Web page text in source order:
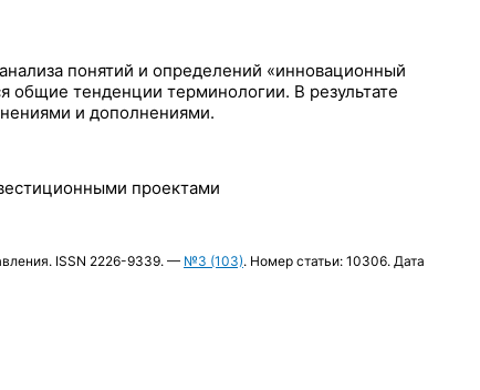
понятий и определений «инновационный
общие тенденции терминологии. В результате
и дополнениями.
проектами
ISSN 2226-9339. — №3 (103). Номер статьи: 10306. Дата